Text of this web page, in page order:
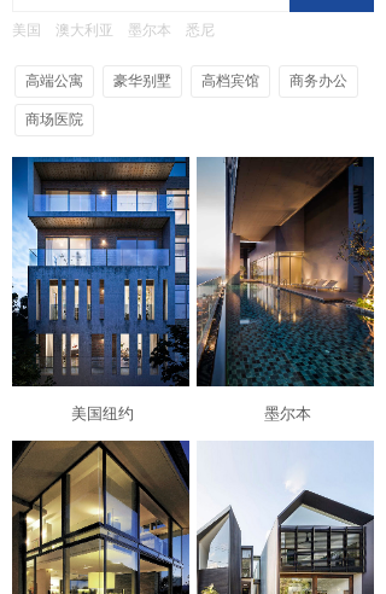
美国 澳大利亚 墨尔本 悉尼
高端公寓 豪华别墅 高档宾馆 商务办公
商场医院
美国纽约 墨尔本